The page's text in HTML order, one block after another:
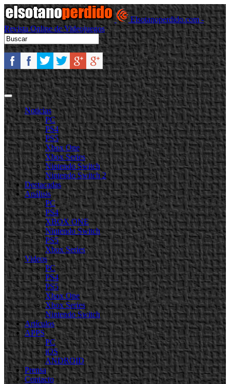
Elsotanoperdido.com -
Revista Online de Videojuegos
Noticias
PC
PS4
PS5
Xbox One
Xbox Series
Nintendo Switch
Nintendo Switch 2
Destacadas
Análisis
PC
PS4
XBOX ONE
Nintendo Switch
PS5
Xbox Series
Videos
PC
PS4
PS5
Xbox One
Xbox Series
Nintendo Switch
Artículos
APPS
PC
iOS
ANDROID
Prensa
Contacto